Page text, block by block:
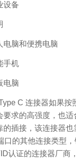
设备
脑和便携电脑
手机
电脑
C 连接器如果
要求的高强度，也
的插接，该连接器
口的其他连接类型
认证的连接器厂商